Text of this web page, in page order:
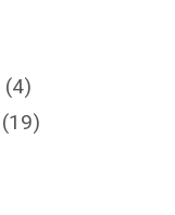
(4)
(19)